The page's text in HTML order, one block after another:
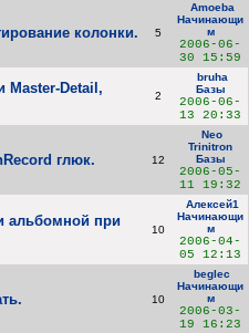
колонки. 5
Amoeba
Начинающи
м
2006-06-
30 15:59
Master-Detail,
2
bruha
Базы
2006-06-
13 20:33
глюк. 12
Neo
Trinitron
Базы
2006-05-
11 19:32
альбомной при
10
Алексей1
Начинающи
м
2006-04-
05 12:13
10
beglec
Начинающи
м
2006-03-
19 16:23